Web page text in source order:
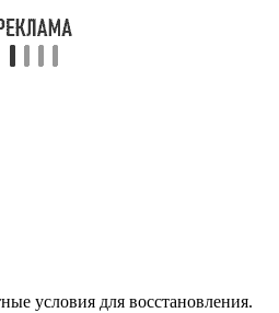
условия для восстановления.